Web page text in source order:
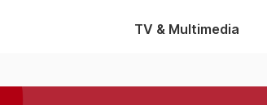
TV & Multimedia